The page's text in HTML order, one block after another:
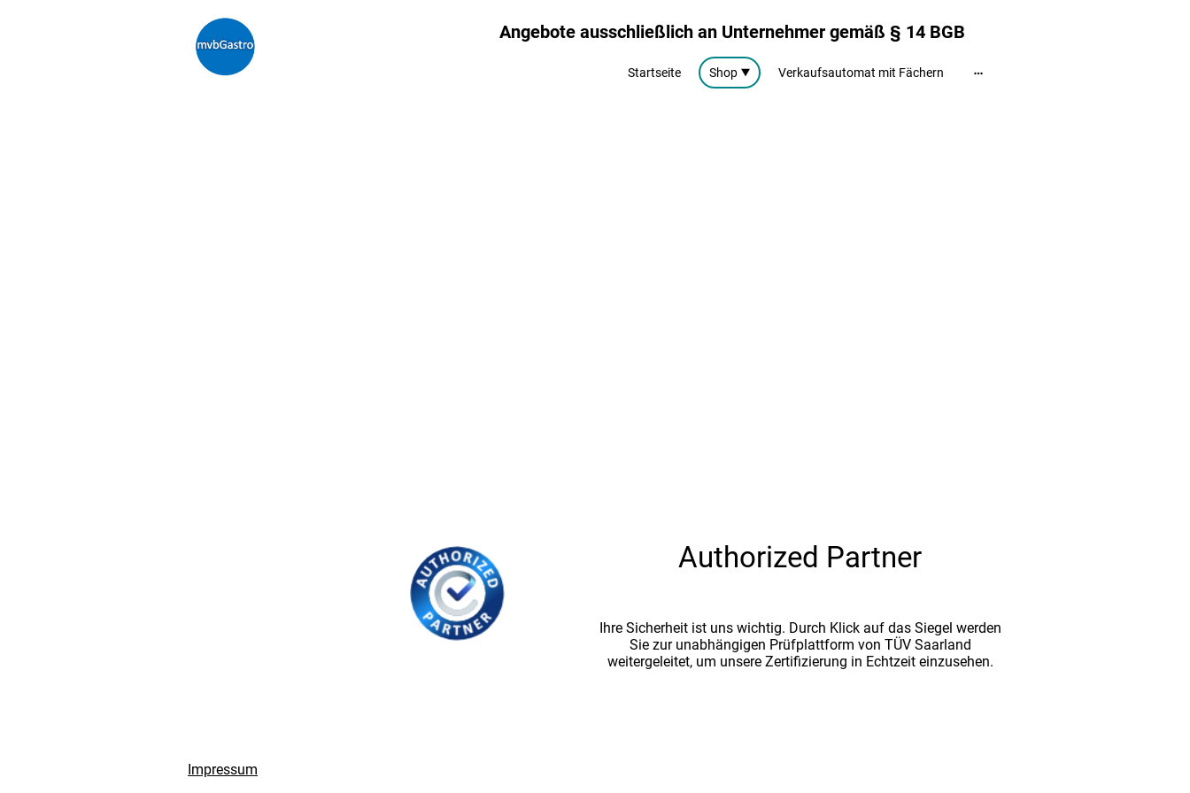
Angebote ausschließlich an Unternehmer gemäß § 14 BGB
Startseite Shop Verkaufsautomat mit Fächern
Authorized Partner
Ihre Sicherheit ist uns wichtig. Durch Klick auf das Siegel werden
Sie zur unabhängigen Prüfplattform von TÜV Saarland
weitergeleitet, um unsere Zertifizierung in Echtzeit einzusehen.
Impressum